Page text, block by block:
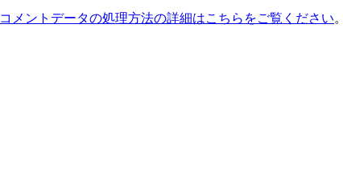
コメントデータの処理方法の詳細はこちらをご覧ください